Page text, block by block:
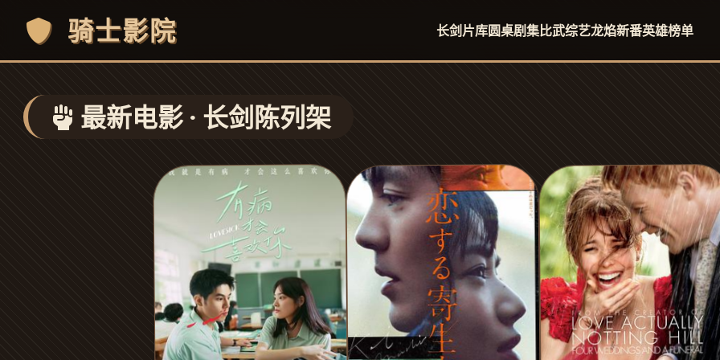
骑士影院 长剑片库圆桌剧集比武综艺龙焰新番英雄榜单
最新电影 · 长剑陈列架